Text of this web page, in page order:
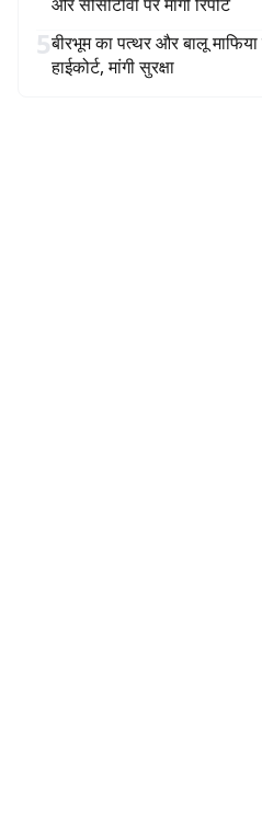
5बीरभूम का पत्थर और बालू
हाईकोर्ट, मांगी सुरक्षा